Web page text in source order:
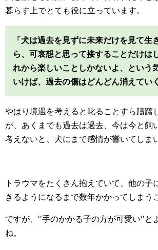
暮らす上でとても役に立っています。
「犬は過去を見ずに未来だけを見て生
ら、可哀想と思って接することだけは
れから楽しいことしかないよ、という
いけば、過去の傷はどんどん消えてい
やはり境遇を考えると叱ることすら躊躇
が、あくまでも過去は過去、今は今と飼
考えないと、犬にまで感情が響いてしま
トラウマをたくさん抱えていて、他の子
きるようになるまで数年かかってしまう
ですが、‘’手のかかる子の方が可愛い‘’と
ね。